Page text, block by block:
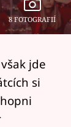
8 FOTOGRAFIÍ
jde
si